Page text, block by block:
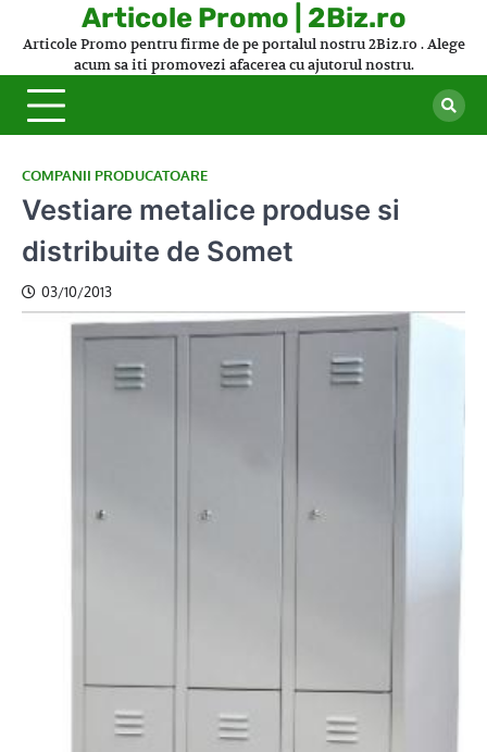
Articole Promo | 2Biz.ro
Articole Promo pentru firme de pe portalul nostru 2Biz.ro . Alege
acum sa iti promovezi afacerea cu ajutorul nostru.
COMPANII PRODUCATOARE
Vestiare metalice produse si
distribuite de Somet
03/10/2013